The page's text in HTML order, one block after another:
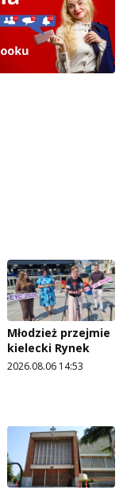
Młodzież przejmie
kielecki Rynek
2026.08.06 14:53